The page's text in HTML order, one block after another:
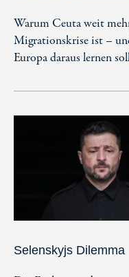
Warum Ceuta weit
Migrationskrise ist –
Europa daraus lernen
Selenskyjs Dilemma